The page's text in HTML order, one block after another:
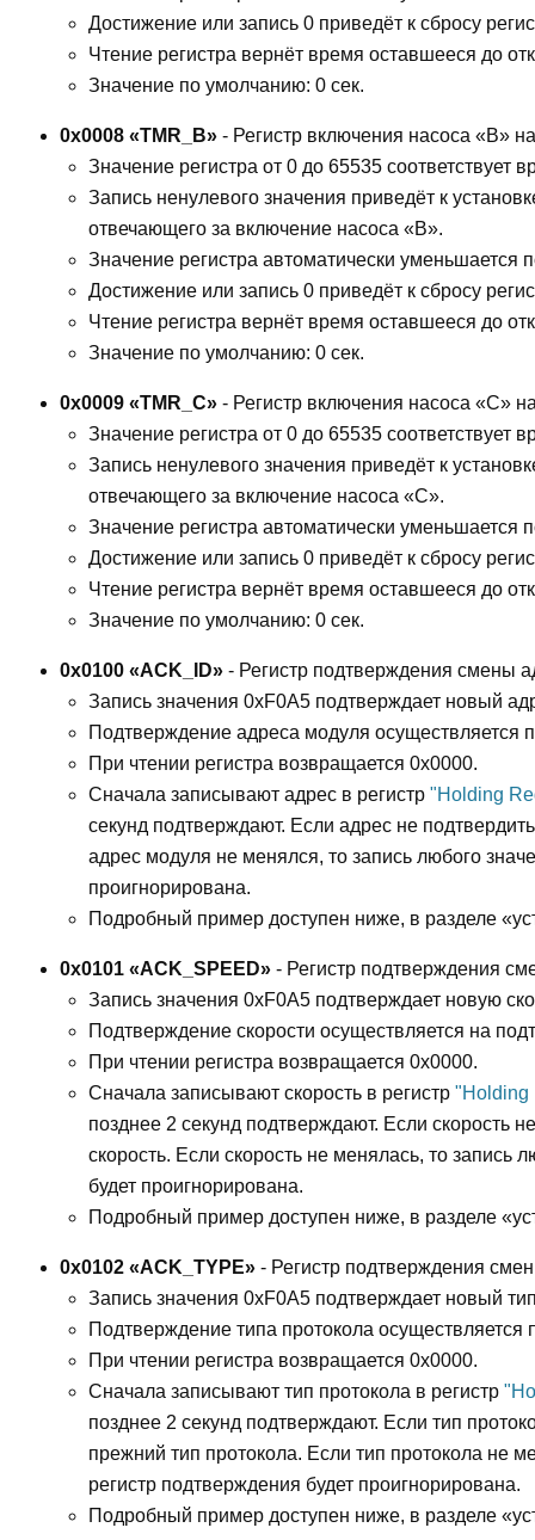
Достижение или запись 0 приведёт к сбросу
Чтение регистра вернёт время оставшееся до
Значение по умолчанию: 0 сек.
0x0008 «TMR_B» - Регистр включения насоса «B»
Значение регистра от 0 до 65535 соответствует
Запись ненулевого значения приведёт к
отвечающего за включение насоса «B».
Значение регистра автоматически уменьшается
Достижение или запись 0 приведёт к сбросу
Чтение регистра вернёт время оставшееся до
Значение по умолчанию: 0 сек.
0x0009 «TMR_C» - Регистр включения насоса «C»
Значение регистра от 0 до 65535 соответствует
Запись ненулевого значения приведёт к
отвечающего за включение насоса «C».
Значение регистра автоматически уменьшается
Достижение или запись 0 приведёт к сбросу
Чтение регистра вернёт время оставшееся до
Значение по умолчанию: 0 сек.
0x0100 «ACK_ID» - Регистр подтверждения смены
Запись значения 0xF0A5 подтверждает новый
Подтверждение адреса модуля осуществляется
При чтении регистра возвращается 0x0000.
Сначала записывают адрес в регистр "Holding
секунд подтверждают. Если адрес не
адрес модуля не менялся, то запись любого
проигнорирована.
Подробный пример доступен ниже, в разделе
0x0101 «ACK_SPEED» - Регистр подтверждения
Запись значения 0xF0A5 подтверждает новую
Подтверждение скорости осуществляется на
При чтении регистра возвращается 0x0000.
Сначала записывают скорость в регистр "Holding
позднее 2 секунд подтверждают. Если скорость
скорость. Если скорость не менялась, то запись
будет проигнорирована.
Подробный пример доступен ниже, в разделе
0x0102 «ACK_TYPE» - Регистр подтверждения
Запись значения 0xF0A5 подтверждает новый
Подтверждение типа протокола
При чтении регистра возвращается 0x0000.
Сначала записывают тип протокола в регистр
позднее 2 секунд подтверждают. Если тип
прежний тип протокола. Если тип протокола не
регистр подтверждения будет проигнорирована.
Подробный пример доступен ниже, в разделе